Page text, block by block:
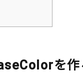
を作